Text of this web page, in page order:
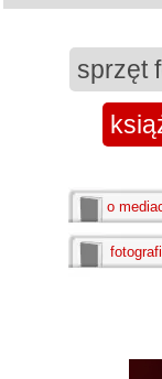
sprzęt
o